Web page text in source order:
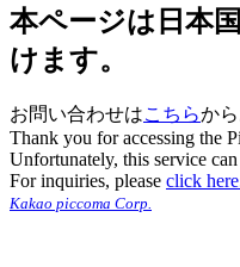
本ページは日本
けます。
お問い合わせはこちらか
Thank you for accessing the
Unfortunately, this service
For inquiries, please click
Kakao piccoma Corp.